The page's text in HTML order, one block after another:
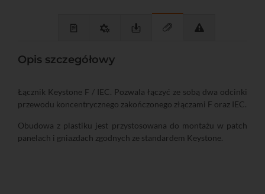
Opis szczegółowy
Łącznik Keystone F / IEC. Pozwala łączyć ze sobą dwa odcinki
przewodu koncentrycznego zakończonego złączami F oraz IEC.
Obudowa z plastiku jest przystosowana do montażu w patch
panelach i gniazdach zgodnych ze standardem Keystone.